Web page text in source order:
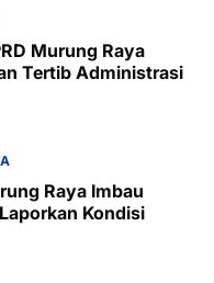
Murung Raya
Tertib Administrasi
Raya Imbau
Kondisi